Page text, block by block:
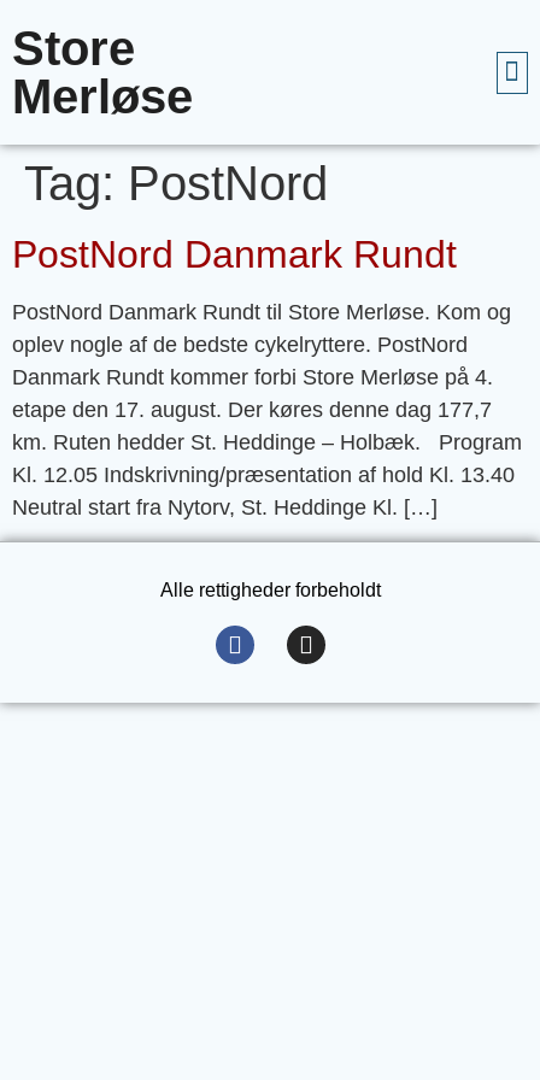
Store
Merløse
Tag: PostNord
PostNord Danmark Rundt
PostNord Danmark Rundt til Store Merløse. Kom og
oplev nogle af de bedste cykelryttere. PostNord
Danmark Rundt kommer forbi Store Merløse på 4.
etape den 17. august. Der køres denne dag 177,7
km. Ruten hedder St. Heddinge – Holbæk. Program
Kl. 12.05 Indskrivning/præsentation af hold Kl. 13.40
Neutral start fra Nytorv, St. Heddinge Kl. […]
Alle rettigheder forbeholdt